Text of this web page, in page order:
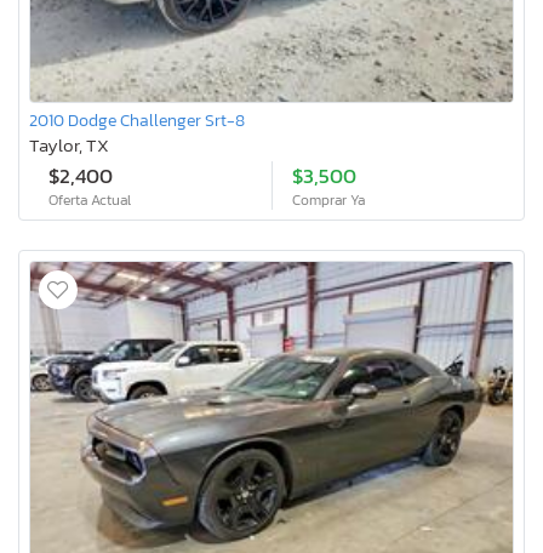
2010 Dodge Challenger Srt-8
Taylor, TX
$2,400
Oferta Actual
$3,500
Comprar Ya